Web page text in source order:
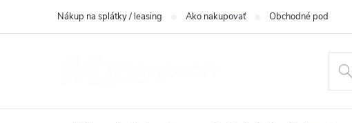
Nákup na splátky / leasing Ako nakupovať Obchodné podmienky